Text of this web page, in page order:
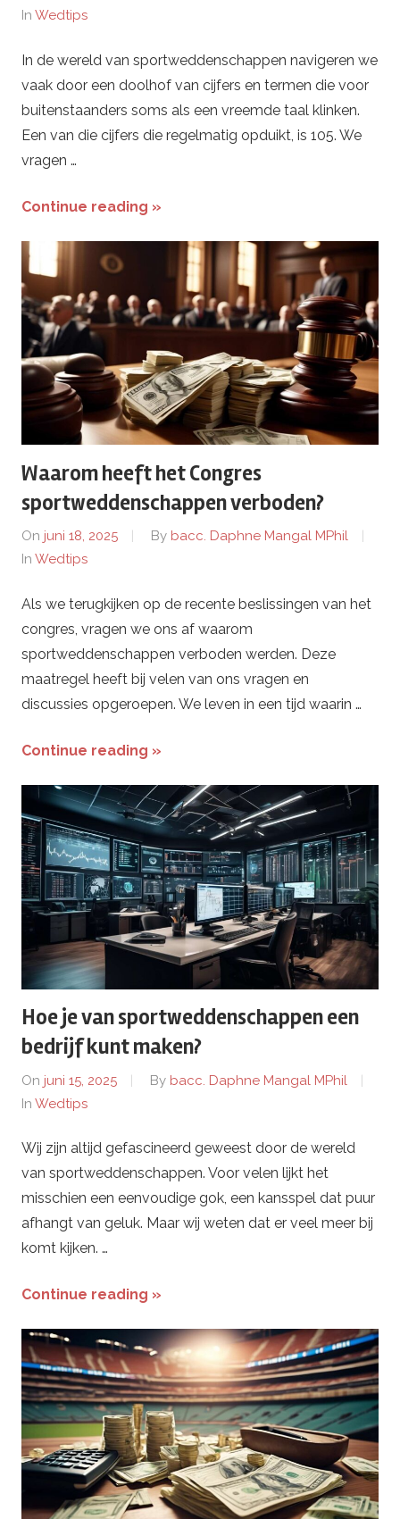
In Wedtips
In de wereld van sportweddenschappen navigeren we
vaak door een doolhof van cijfers en termen die voor
buitenstaanders soms als een vreemde taal klinken.
Een van die cijfers die regelmatig opduikt, is 105. We
vragen …
Continue reading »
Waarom heeft het Congres
sportweddenschappen verboden?
On juni 18, 2025 By bacc. Daphne Mangal MPhil
In Wedtips
Als we terugkijken op de recente beslissingen van het
congres, vragen we ons af waarom
sportweddenschappen verboden werden. Deze
maatregel heeft bij velen van ons vragen en
discussies opgeroepen. We leven in een tijd waarin …
Continue reading »
Hoe je van sportweddenschappen een
bedrijf kunt maken?
On juni 15, 2025 By bacc. Daphne Mangal MPhil
In Wedtips
Wij zijn altijd gefascineerd geweest door de wereld
van sportweddenschappen. Voor velen lijkt het
misschien een eenvoudige gok, een kansspel dat puur
afhangt van geluk. Maar wij weten dat er veel meer bij
komt kijken. …
Continue reading »